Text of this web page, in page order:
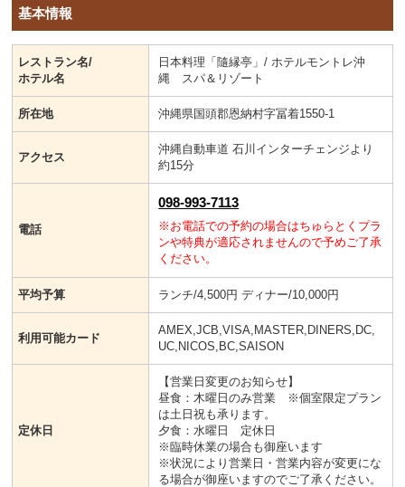
基本情報
レストラン名/
ホテル名
日本料理「隨縁亭」/ ホテルモントレ沖
縄 スパ＆リゾート
所在地 沖縄県国頭郡恩納村字冨着1550-1
アクセス
沖縄自動車道 石川インターチェンジより
約15分
電話
098-993-7113
※お電話での予約の場合はちゅらとくプラ
ンや特典が適応されませんので予めご了承
ください。
平均予算 ランチ/4,500円 ディナー/10,000円
利用可能カード
AMEX,JCB,VISA,MASTER,DINERS,DC,
UC,NICOS,BC,SAISON
定休日
【営業日変更のお知らせ】
昼食：木曜日のみ営業 ※個室限定プラン
は土日祝も承ります。
夕食：水曜日 定休日
※臨時休業の場合も御座います
※状況により営業日・営業内容が変更にな
る場合が御座いますのでご了承ください。